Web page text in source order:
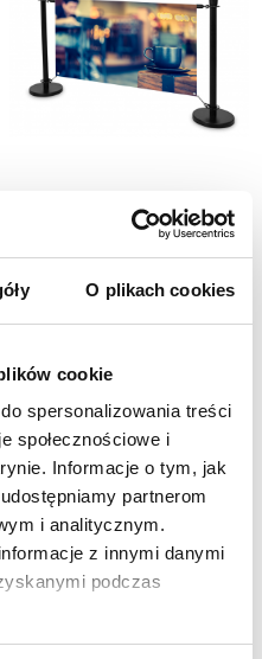
O plikach cookies
cookie
spersonalizowania treści
społecznościowe i
Informacje o tym, jak
partnerom
i analitycznym.
z innymi danymi
podczas
wydrukiem
Cena brutto: